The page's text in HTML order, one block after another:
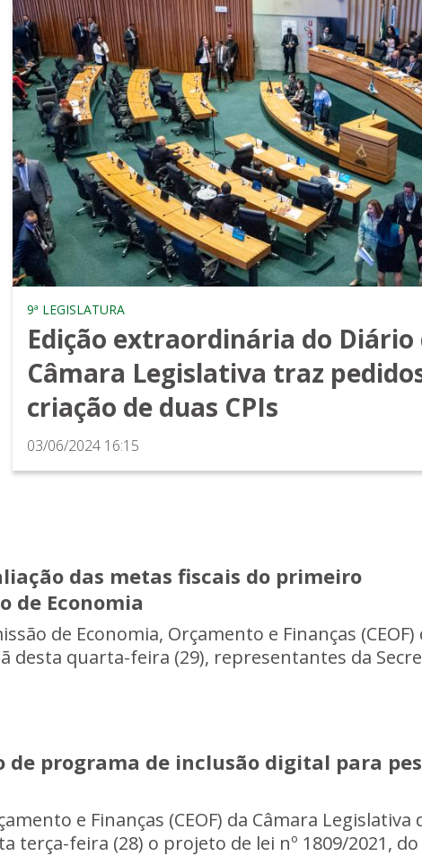
9ª LEGISLATURA
Edição extraordinária do Diário
Câmara Legislativa traz
criação de duas CPIs
03/06/2024 16:15
das metas fiscais do primeiro
de Economia
de Economia, Orçamento e Finanças (CEOF)
desta quarta-feira (29), representantes da
de programa de inclusão digital para
e Finanças (CEOF) da Câmara Legislativa
terça-feira (28) o projeto de lei nº 1809/2021, do